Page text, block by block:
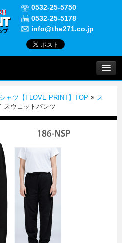
0532-25-5750
0532-25-5178
info@the271.co.jp
ャツ【I LOVE PRINT】TOP
ス
スウェットパンツ